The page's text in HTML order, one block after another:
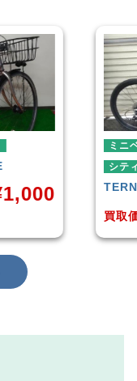
シティサイクル・ママチ
TERNSURGE 2021